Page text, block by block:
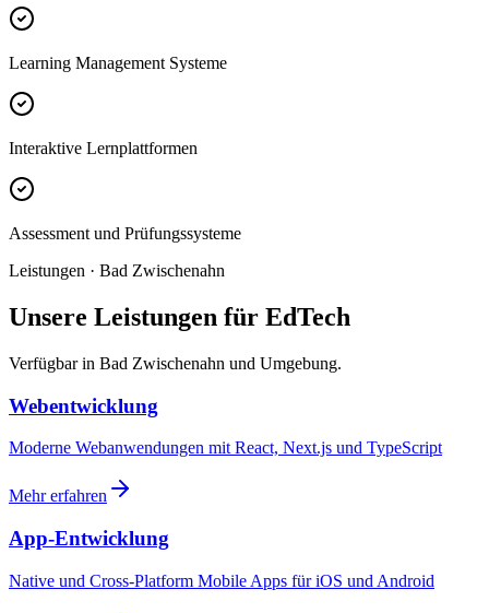
Learning Management Systeme
Interaktive Lernplattformen
Assessment und Prüfungssysteme
Leistungen · Bad Zwischenahn
Unsere Leistungen für EdTech
Verfügbar in Bad Zwischenahn und Umgebung.
Webentwicklung
Moderne Webanwendungen mit React, Next.js und TypeScript
Mehr erfahren
App-Entwicklung
Native und Cross-Platform Mobile Apps für iOS und Android